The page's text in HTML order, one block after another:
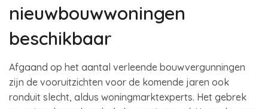
nieuwbouwwoningen
beschikbaar
Afgaand op het aantal verleende bouwvergunningen
zijn de vooruitzichten voor de komende jaren ook
ronduit slecht, aldus woningmarktexperts. Het gebrek